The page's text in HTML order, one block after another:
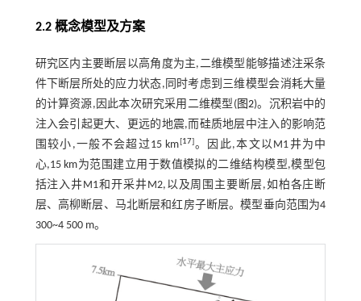
2.2 概念模型及方案
研究区内主要断层以高角度为主,二维模型能够描述注采条
件下断层所处的应力状态,同时考虑到三维模型会消耗大量
的计算资源,因此本次研究采用二维模型(图2)。沉积岩中的
注入会引起更大、更远的地震,而硅质地层中注入的影响范
围较小,一般不会超过15 km[17]。因此,本文以M1井为中
心,15 km为范围建立用于数值模拟的二维结构模型,模型包
括注入井M1和开采井M2,以及周围主要断层,如柏各庄断
层、高柳断层、马北断层和红房子断层。模型垂向范围为4
300~4 500 m。